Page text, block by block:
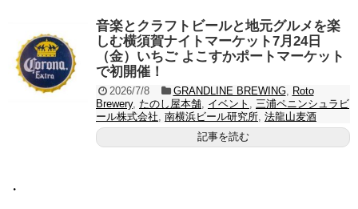
音楽とクラフトビールと地元グルメを楽
しむ横須賀ナイトマーケット7月24日
（金）いちご よこすかポートマーケット
で初開催！
2026/7/8 GRANDLINE BREWING, Roto
Brewery, たのし屋本舗, イベント , 三浦ペニンシュラビ
ール株式会社, 南横浜ビール研究所, 法龍山麦酒
記事を読む
・